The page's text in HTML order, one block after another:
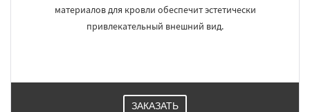
материалов для кровли обеспечит эстетически
привлекательный внешний вид.
ЗАКАЗАТЬ